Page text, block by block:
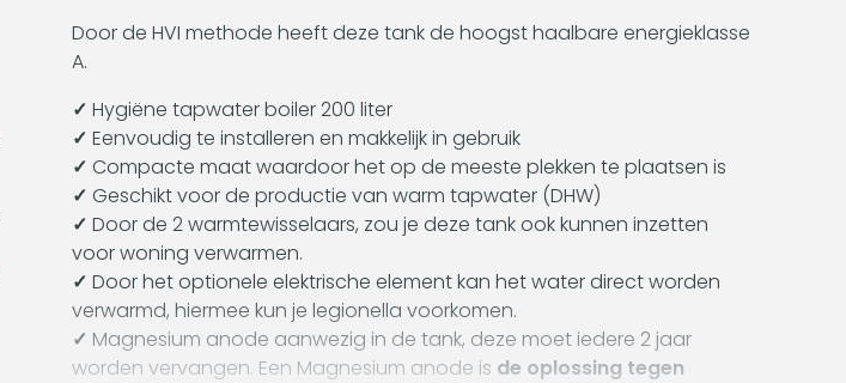
Door de HVI methode heeft deze tank de hoogst haalbare energieklasse
A.
✓ Hygiëne tapwater boiler 200 liter
✓ Eenvoudig te installeren en makkelijk in gebruik
✓ Compacte maat waardoor het op de meeste plekken te plaatsen is
✓ Geschikt voor de productie van warm tapwater (DHW)
✓ Door de 2 warmtewisselaars, zou je deze tank ook kunnen inzetten
voor woning verwarmen.
✓ Door het optionele elektrische element kan het water direct worden
verwarmd, hiermee kun je legionella voorkomen.
✓ Magnesium anode aanwezig in de tank, deze moet iedere 2 jaar
worden vervangen. Een Magnesium anode is de oplossing tegen